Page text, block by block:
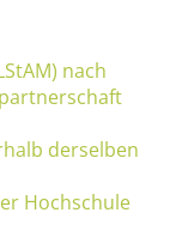
nach
derselben
Hochschule